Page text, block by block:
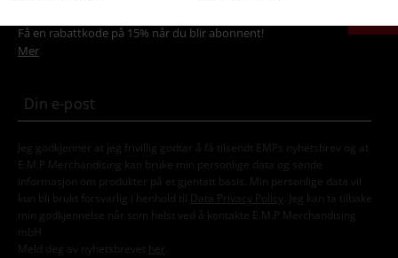
Få en rabattkode på 15% når du blir abonnent!
Mer
Jeg godkjenner at jeg frivillig godtar å få tilsendt EMPs nyhetsbrev og at
E.M.P Merchandising kan bruke min personlige data og sende
informasjon om produkter på et gjentatt basis. Min personlige data vil
kun bli brukt forsvarlig i henhold til
Data Privacy Policy
. Jeg kan ta tilbake
min godkjennelse når som helst ved å kontakte E.M.P Merchandising
mbH
Meld deg av nyhetsbrevet her